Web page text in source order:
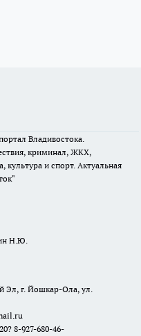
Владивостока.
криминал, ЖКХ,
культура и спорт. Актуальная
Н.Ю.
Эл, г. Йошкар-Ола, ул.
8-927-680-46-